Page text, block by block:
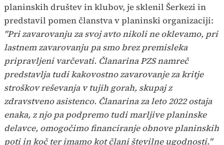
planinskih društev in klubov, je sklenil Šerkezi in
predstavil pomen članstva v planinski organizaciji:
"Pri zavarovanju za svoj avto nikoli ne oklevamo, pri
lastnem zavarovanju pa smo brez premisleka
pripravljeni varčevati. Članarina PZS namreč
predstavlja tudi kakovostno zavarovanje za kritje
stroškov reševanja v tujih gorah, skupaj z
zdravstveno asistenco. Članarina za leto 2022 ostaja
enaka, z njo pa podpremo tudi marljive planinske
delavce, omogočimo financiranje obnove planinskih
poti in koč ter imamo kot člani številne ugodnosti."